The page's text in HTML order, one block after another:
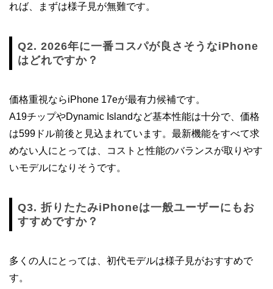
れば、まずは様子見が無難です。
Q2. 2026年に一番コスパが良さそうなiPhone
はどれですか？
価格重視ならiPhone 17eが最有力候補です。
A19チップやDynamic Islandなど基本性能は十分で、価格
は599ドル前後と見込まれています。最新機能をすべて求
めない人にとっては、コストと性能のバランスが取りやす
いモデルになりそうです。
Q3. 折りたたみiPhoneは一般ユーザーにもお
すすめですか？
多くの人にとっては、初代モデルは様子見がおすすめで
す。